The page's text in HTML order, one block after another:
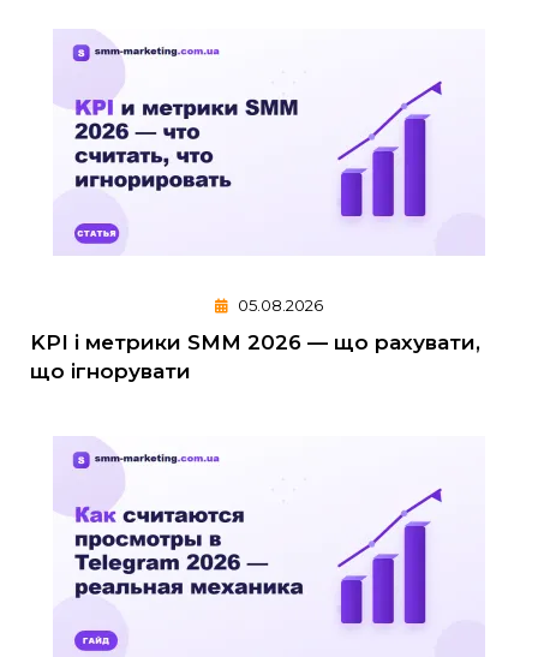
05.08.2026
KPI і метрики SMM 2026 — що рахувати,
що ігнорувати